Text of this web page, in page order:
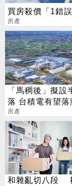
買房殺價「1錯
房產
「馬稠後」擬設
落 台積電有望落
房產
和雜亂切八段